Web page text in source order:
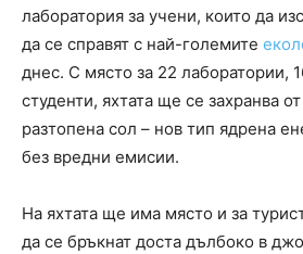
лаборатория за учени, които да
да се справят с най-големите
днес. С място за 22 лаборатории,
студенти, яхтата ще се захранва
разтопена сол – нов тип ядрена
без вредни емисии.
На яхтата ще има място и за
да се бръкнат доста дълбоко в